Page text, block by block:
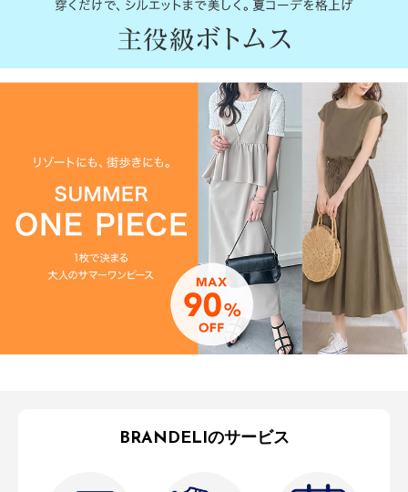
BRANDELIのサービス